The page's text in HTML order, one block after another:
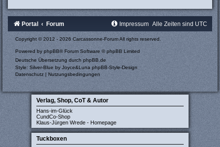
Portal Forum Alle Zeiten sind UTC
Impressum
Copyright © 2012 - 2026 Carcassonne-Forum All rights reserved.
Powered by phpBB® Forum Software © phpBB Limited
Deutsche Übersetzung durchphpBB.de
Style: Silver-Blue by Joyce&LunaphpBB-Style-Design
Datenschutz |Nutzungsbedingungen
Verlag, Shop, CoT & Autor
Hans-im-Glück
CundCo-Shop
Klaus-Jürgen Wrede - Homepage
Tuckboxen